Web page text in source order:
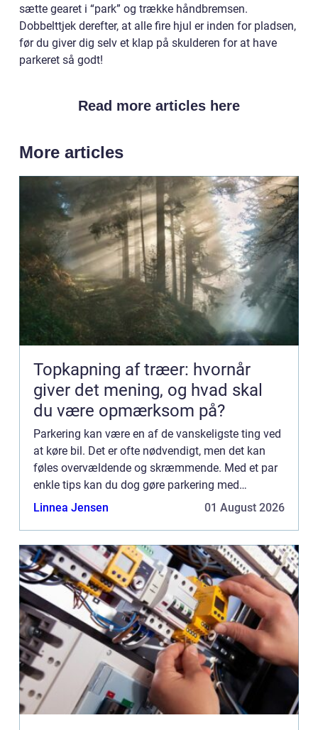
sætte gearet i “park” og trække håndbremsen.
Dobbelttjek derefter, at alle fire hjul er inden for pladsen,
før du giver dig selv et klap på skulderen for at have
parkeret så godt!
Read more articles here
More articles
Topkapning af træer: hvornår
giver det mening, og hvad skal
du være opmærksom på?
Parkering kan være en af de vanskeligste ting ved
at køre bil. Det er ofte nødvendigt, men det kan
føles overvældende og skræmmende. Med et par
enkle tips kan du dog gøre parkering med
personbil nemt og stressfrit. Før du forsøger at
Linnea Jensen 01 August 2026